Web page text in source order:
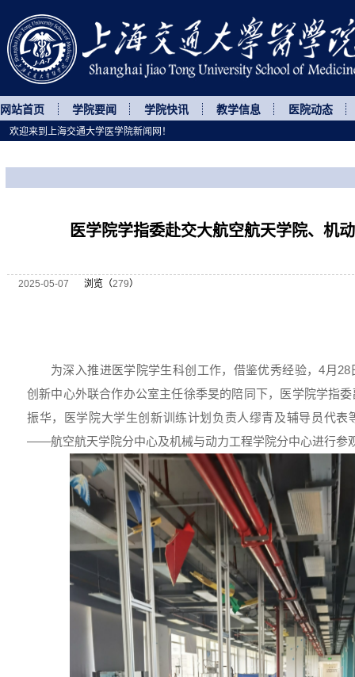
网站首页 学院要闻 学院快讯 教学信息 医院动态
医学院学指委赴交大航空航天学院、机
2025-05-07 浏览（279）
为深入推进医学院学生科创工作，借鉴优秀经验，4月
创新中心外联合作办公室主任徐季旻的陪同下，医学院学指
振华，医学院大学生创新训练计划负责人缪青及辅导员代表
——航空航天学院分中心及机械与动力工程学院分中心进行参
欢迎来到上海交通大学医学院新闻网！